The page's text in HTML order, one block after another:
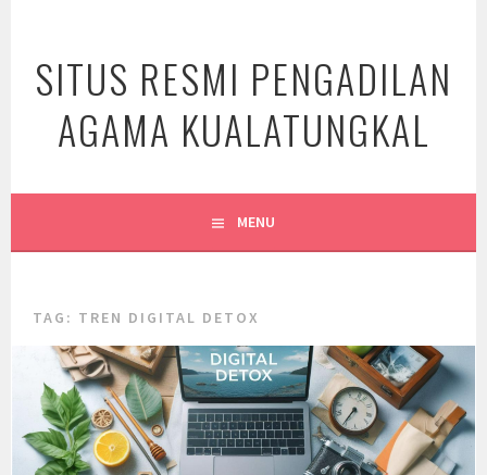
content
SITUS RESMI PENGADILAN
AGAMA KUALATUNGKAL
MENU
TAG: TREN DIGITAL DETOX